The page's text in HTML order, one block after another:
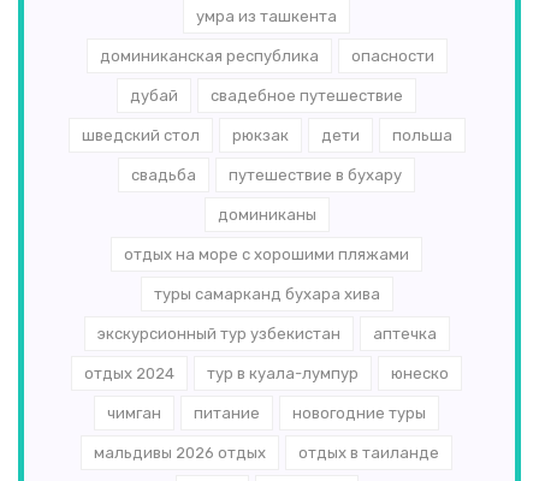
умра из ташкента
доминиканская республика опасности
дубай свадебное путешествие
шведский стол рюкзак дети польша
свадьба путешествие в бухару
доминиканы
отдых на море с хорошими пляжами
туры самарканд бухара хива
экскурсионный тур узбекистан аптечка
отдых 2024 тур в куала-лумпур юнеско
чимган питание новогодние туры
мальдивы 2026 отдых отдых в таиланде